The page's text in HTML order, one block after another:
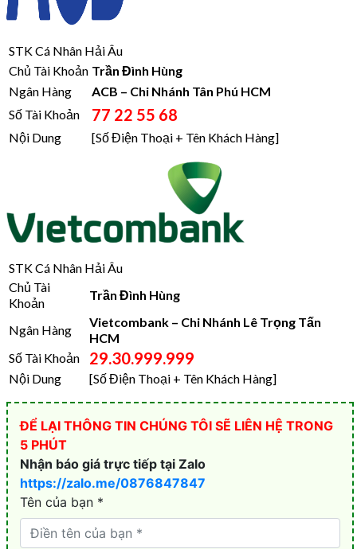
STK Cá Nhân Hải Âu
Chủ Tài Khoản Trần Đình Hùng
Ngân Hàng
ACB – Chi Nhánh Tân Phú HCM
Số Tài Khoản
77 22 55 68
Nội Dung [Số Điện Thoại + Tên Khách Hàng]
STK Cá Nhân Hải Âu
Chủ Tài
Khoản
Trần Đình Hùng
Ngân Hàng
Vietcombank – Chi Nhánh Lê Trọng Tấn
HCM
Số Tài Khoản
29.30.999.999
Nội Dung [Số Điện Thoại + Tên Khách Hàng]